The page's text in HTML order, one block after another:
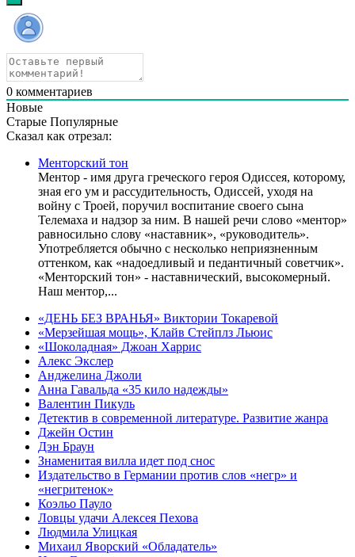
0 комментариев
Новые
Старые Популярные
Сказал как отрезал:
Менторский тон
Ментор - имя друга греческого героя Одиссея, которому,
зная его ум и рассудительность, Одиссей, уходя на
войну с Троей, поручил воспитание своего сына
Телемаха и надзор за ним. В нашей речи слово «ментор»
равносильно слову «наставник», «руководитель».
Употребляется обычно с несколько неприязненным
оттенком, как «надоедливый и педантичный советчик».
«Менторский тон» - наставнический, высокомерный.
Наш ментор,...
«ДЕНЬ БЕЗ ВРАНЬЯ» Виктории Токаревой
«Мерзейшая мощь», Клайв Стейплз Льюис
«Шоколадная» Джоан Харрис
Алекс Экслер
Анджелина Джоли
Анна Гавальда «35 кило надежды»
Валентин Пикуль
Детектив в современной литературе. Развитие жанра
Джейн Остин
Дэн Браун
Знаменитая вилла идет под снос
Издательство в Германии против слов «негр» и
«негритенок»
Коэльо Пауло
Ловцы удачи Алексея Пехова
Людмила Улицкая
Михаил Яворский «Обладатель»